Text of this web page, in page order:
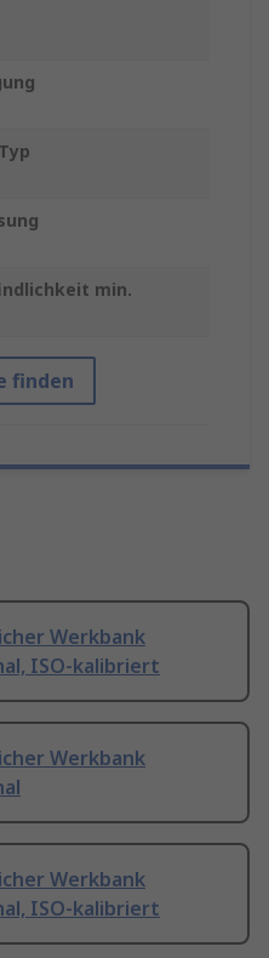
min.
finden
Werkbank
ISO-kalibriert
Werkbank
Werkbank
ISO-kalibriert